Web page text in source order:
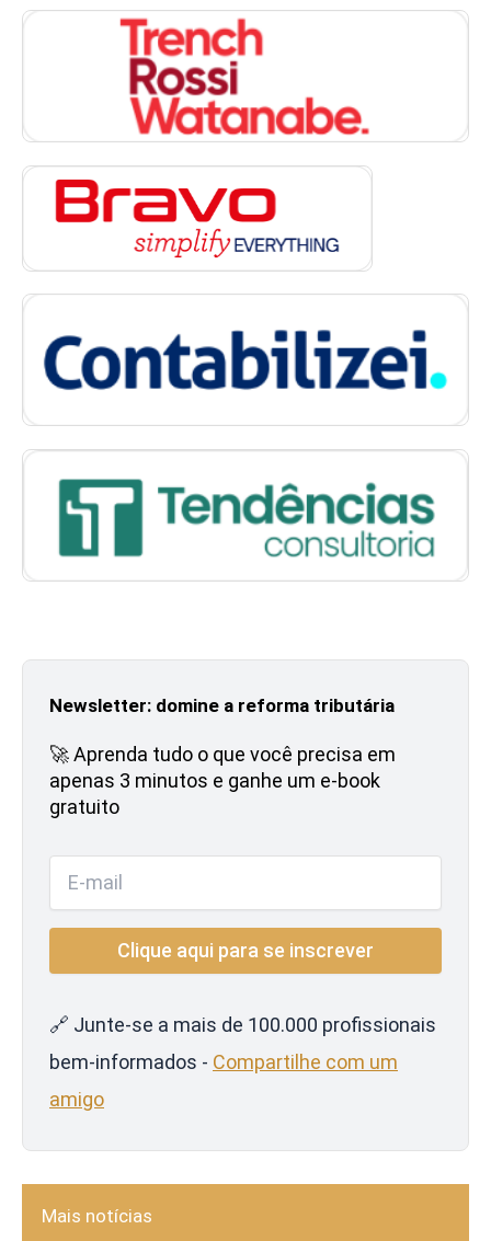
Newsletter: domine a reforma tributária
🚀 Aprenda tudo o que você precisa em
apenas 3 minutos e ganhe um e-book
gratuito
🔗 Junte-se a mais de 100.000 profissionais
bem-informados - Compartilhe com um
amigo
Mais notícias